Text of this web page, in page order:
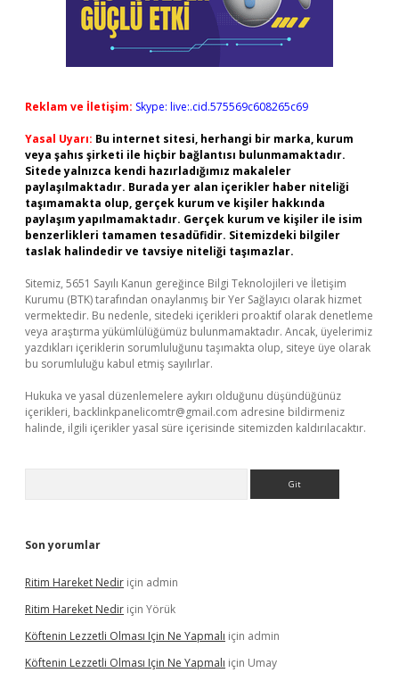
Reklam ve İletişim: Skype: live:.cid.575569c608265c69
Yasal Uyarı: Bu internet sitesi, herhangi bir marka, kurum
veya şahıs şirketi ile hiçbir bağlantısı bulunmamaktadır.
Sitede yalnızca kendi hazırladığımız makaleler
paylaşılmaktadır. Burada yer alan içerikler haber niteliği
taşımamakta olup, gerçek kurum ve kişiler hakkında
paylaşım yapılmamaktadır. Gerçek kurum ve kişiler ile isim
benzerlikleri tamamen tesadüfidir. Sitemizdeki bilgiler
taslak halindedir ve tavsiye niteliği taşımazlar.
Sitemiz, 5651 Sayılı Kanun gereğince Bilgi Teknolojileri ve İletişim
Kurumu (BTK) tarafından onaylanmış bir Yer Sağlayıcı olarak hizmet
vermektedir. Bu nedenle, sitedeki içerikleri proaktif olarak denetleme
veya araştırma yükümlülüğümüz bulunmamaktadır. Ancak, üyelerimiz
yazdıkları içeriklerin sorumluluğunu taşımakta olup, siteye üye olarak
bu sorumluluğu kabul etmiş sayılırlar.
Hukuka ve yasal düzenlemelere aykırı olduğunu düşündüğünüz
içerikleri, backlinkpanelicomtr@gmail.com adresine bildirmeniz
halinde, ilgili içerikler yasal süre içerisinde sitemizden kaldırılacaktır.
Son yorumlar
Ritim Hareket Nedir için admin
Ritim Hareket Nedir için Yörük
Köftenin Lezzetli Olması Için Ne Yapmalı için admin
Köftenin Lezzetli Olması Için Ne Yapmalı için Umay